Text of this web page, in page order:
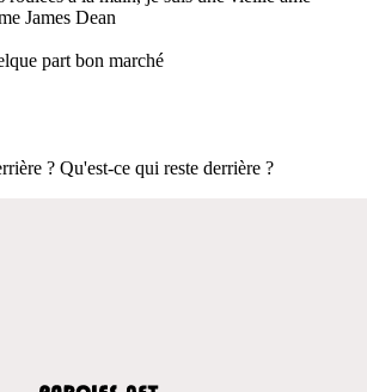
James Dean
part bon marché
? Qu'est-ce qui reste derrière ?